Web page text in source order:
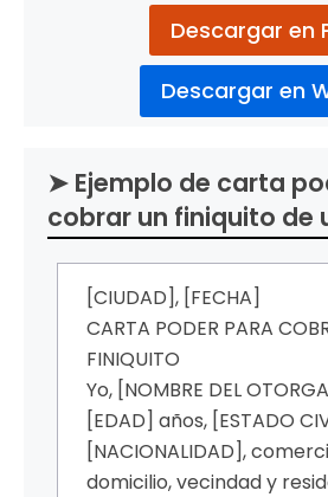
Descargar en
Descargar en
➤ Ejemplo de carta
cobrar un finiquito de
[CIUDAD], [FECHA]
CARTA PODER PARA
FINIQUITO
Yo, [NOMBRE DEL
[EDAD] años, [ESTADO
[NACIONALIDAD],
domicilio, vecindad y